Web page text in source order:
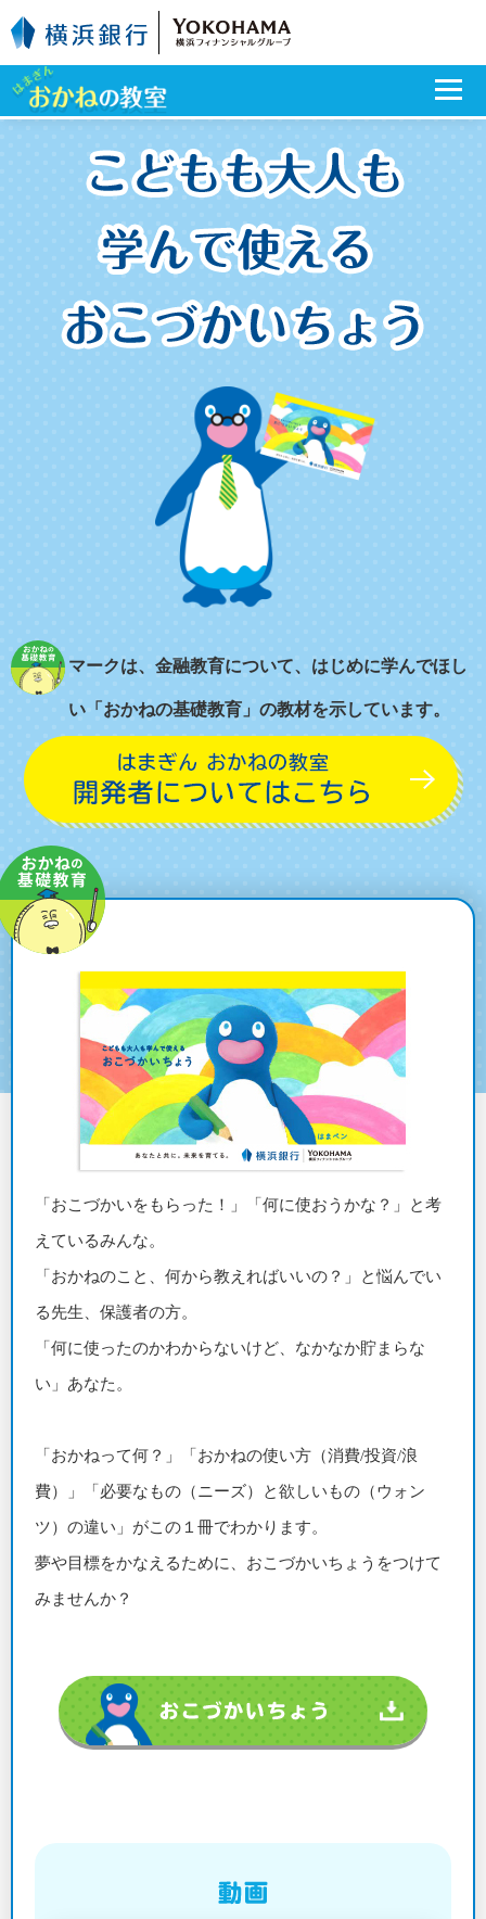
マークは、金融教育について、はじめに学んでほし
い「おかねの基礎教育」の教材を示しています。
「おこづかいをもらった！」「何に使おうかな？」と考
えているみんな。
「おかねのこと、何から教えればいいの？」と悩んでい
る先生、保護者の方。
「何に使ったのかわからないけど、なかなか貯まらな
い」あなた。
「おかねって何？」「おかねの使い方（消費/投資/浪
費）」「必要なもの（ニーズ）と欲しいもの（ウォン
ツ）の違い」がこの１冊でわかります。
夢や目標をかなえるために、おこづかいちょうをつけて
みませんか？